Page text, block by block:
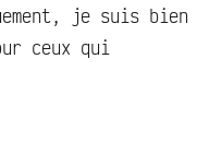
je suis bien
ceux qui